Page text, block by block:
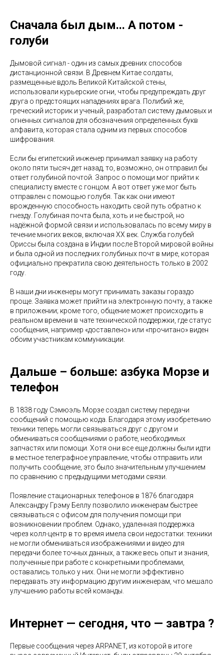
Сначала был дым... А потом -
голуби
Дымовой сигнал - один из самых древних способов
дистанционной связи. В Древнем Китае солдаты,
размещенные вдоль Великой Китайской стены,
использовали курьерские огни, чтобы предупреждать друг
друга о предстоящих нападениях врага. Полибий же,
греческий историк и ученый, разработал систему дымовых и
огненных сигналов для обозначения определенных букв
алфавита, которая стала одним из первых способов
шифрования.
Если бы египетский инженер принимал заявку на работу
около пяти тысяч дет назад, то, возможно, он отправил бы
ответ голубиной почтой. Запрос о помощи мог прийти к
специалисту вместе с гонцом. А вот ответ уже мог быть
отправлен с помощью голубя. Так как они имеют
врожденную способность находить свой путь обратно к
гнезду. Голубиная почта была, хоть и не быстрой, но
надёжной формой связи и использовалась по всему миру в
течение многих веков, включая XX век. Служба голубей
Ориссы была создана в Индии после Второй мировой войны
и была одной из последних голубиных почт в мире, которая
официально прекратила свою деятельность только в 2002
году.
В наши дни инженеры могут принимать заказы гораздо
проще. Заявка может прийти на электронную почту, а также
в приложении; кроме того, общение может происходить в
реальном времени в чате технической поддержки, где статус
сообщения, например «доставлено» или «прочитано» виден
обоим участникам коммуникации.
Дальше – больше: азбука Морзе и
телефон
В 1838 году Сэмюэль Морзе создал систему передачи
сообщений с помощью кода. Благодаря этому изобретению
техники теперь могли связываться друг с другом и
обмениваться сообщениями о работе, необходимых
запчастях или помощи. Хотя они все еще должны были идти
в местное телеграфное управление, чтобы отправить или
получить сообщение, это было значительным улучшением
по сравнению с предыдущими методами связи.
Появление стационарных телефонов в 1876 благодаря
Александру Грэму Беллу позволило инженерам быстрее
связываться с офисом для получения помощи при
возникновении проблем. Однако, удаленная поддержка
через колл-центр в то время имела свои недостатки: техники
не могли обмениваться изображениями и видео для
передачи более точных данных, а также весь опыт и знания,
полученные при работе с конкретными проблемами,
оставались только у них. Они не могли эффективно
передавать эту информацию другим инженерам, что мешало
улучшению работы всей команды.
Интернет — сегодня, что — завтра ?
Первые сообщения через ARPANET, из которой в итоге